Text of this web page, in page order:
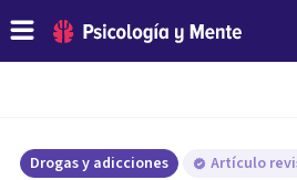
Drogas y adicciones Artículo